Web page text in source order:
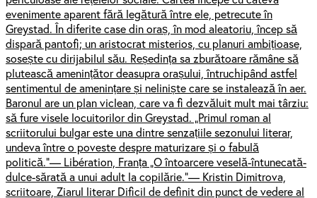
evenimente aparent fără legătură între ele, petrecute în
Greystad. În diferite case din oraș, în mod aleatoriu, încep să
dispară pantofi; un aristocrat misterios, cu planuri ambițioase,
sosește cu dirijabilul său. Reședința sa zburătoare rămâne să
plutească amenințător deasupra orașului, întruchipând astfel
sentimentul de amenințare și neliniște care se instalează în aer.
Baronul are un plan viclean, care va fi dezvăluit mult mai târziu:
să fure visele locuitorilor din Greystad. „Primul roman al
scriitorului bulgar este una dintre senzațiile sezonului literar,
undeva între o poveste despre maturizare și o fabulă
politică.”— Libération, Franța „O întoarcere veselă-întunecată-
dulce-sărată a unui adult la copilărie.”— Kristin Dimitrova,
scriitoare, Ziarul literar Dificil de definit din punct de vedere al